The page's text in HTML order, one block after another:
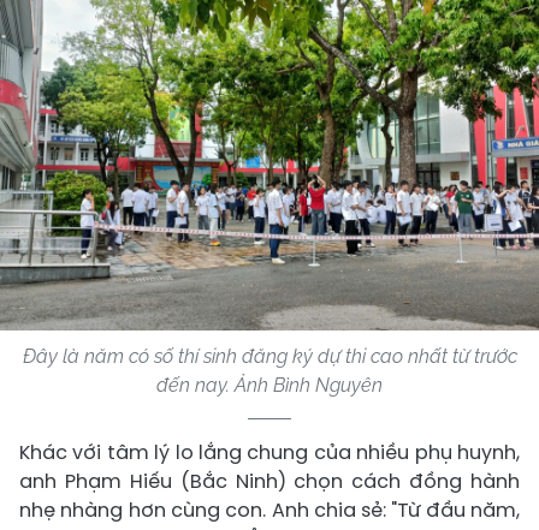
Đây là năm có số thí sinh đăng ký dự thi cao nhất từ trước
đến nay. Ảnh Bình Nguyên
Khác với tâm lý lo lắng chung của nhiều phụ huynh,
anh Phạm Hiếu (Bắc Ninh) chọn cách đồng hành
nhẹ nhàng hơn cùng con. Anh chia sẻ: "Từ đầu năm,